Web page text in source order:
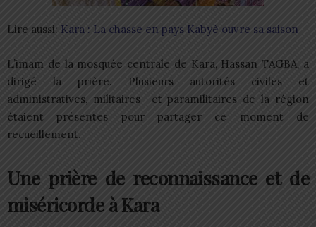
Lire aussi: Kara : La chasse en pays Kabyè ouvre sa saison
L’imam de la mosquée centrale de Kara, Hassan TAGBA, a
dirigé la prière. Plusieurs autorités civiles et
administratives, militaires et paramilitaires de la région
étaient présentes pour partager ce moment de
recueillement.
Une prière de reconnaissance et de
miséricorde à Kara